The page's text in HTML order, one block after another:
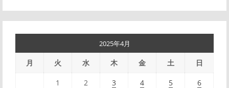
2025年4月
月 火 水 木 金 土 日
1 2 3 4 5 6